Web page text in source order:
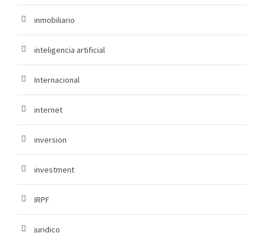
inmobiliario
inteligencia artificial
Internacional
internet
inversion
investment
IRPF
juridico